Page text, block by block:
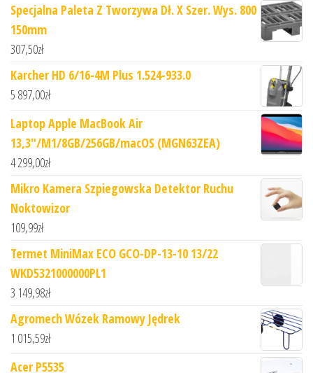
Specjalna Paleta Z Tworzywa Dł. X Szer. Wys. 800
150mm
307,50zł
Karcher HD 6/16-4M Plus 1.524-933.0
5 897,00zł
Laptop Apple MacBook Air
13,3"/M1/8GB/256GB/macOS (MGN63ZEA)
4 299,00zł
Mikro Kamera Szpiegowska Detektor Ruchu
Noktowizor
109,99zł
Termet MiniMax ECO GCO-DP-13-10 13/22
WKD5321000000PL1
3 149,98zł
Agromech Wózek Ramowy Jędrek
1 015,59zł
Acer P5535